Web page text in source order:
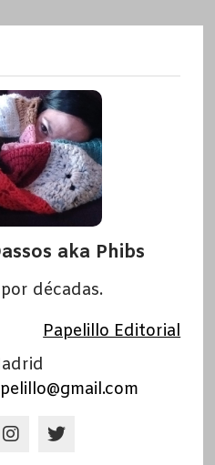
aka Phibs
décadas.
Papelillo Editorial